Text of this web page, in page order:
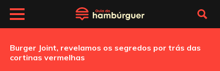
Burger Joint, revelamos os segredos por trás das
cortinas vermelhas